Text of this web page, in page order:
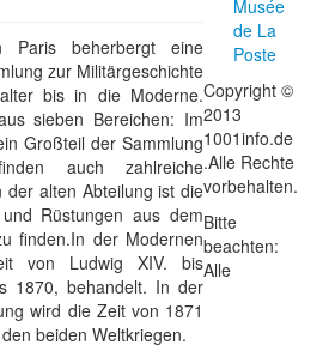
Paris beherbergt eine
zur Militärgeschichte
bis in die Moderne.
sieben Bereichen: Im
Großteil der Sammlung
auch zahlreiche
der alten Abteilung ist die
Rüstungen aus dem
finden.In der Modernen
von Ludwig XIV. bis
1870, behandelt. In der
wird die Zeit von 1871
beiden Weltkriegen.
Musée
de La
Poste
Copyright ©
2013
1001info.de
.Alle Rechte
vorbehalten.
Bitte
beachten:
Alle